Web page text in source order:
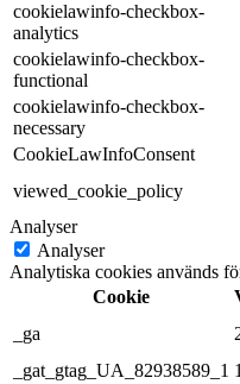
cookielawinfo-checkbox-
analytics
cookielawinfo-checkbox-
functional
cookielawinfo-checkbox-
necessary
CookieLawInfoConsent
viewed_cookie_policy
Analyser
Analyser
Analytiska cookies används
Cookie
_ga
_gat_gtag_UA_82938589_1